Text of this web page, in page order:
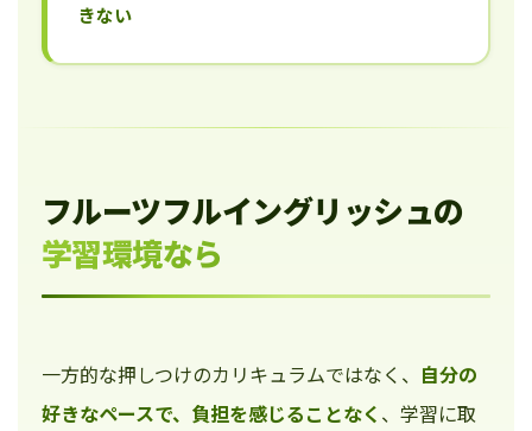
きない
フルーツフルイングリッシュの
学習環境なら
一方的な押しつけのカリキュラムではなく、 自分の
好きなペースで、負担を感じることなく 、学習に取